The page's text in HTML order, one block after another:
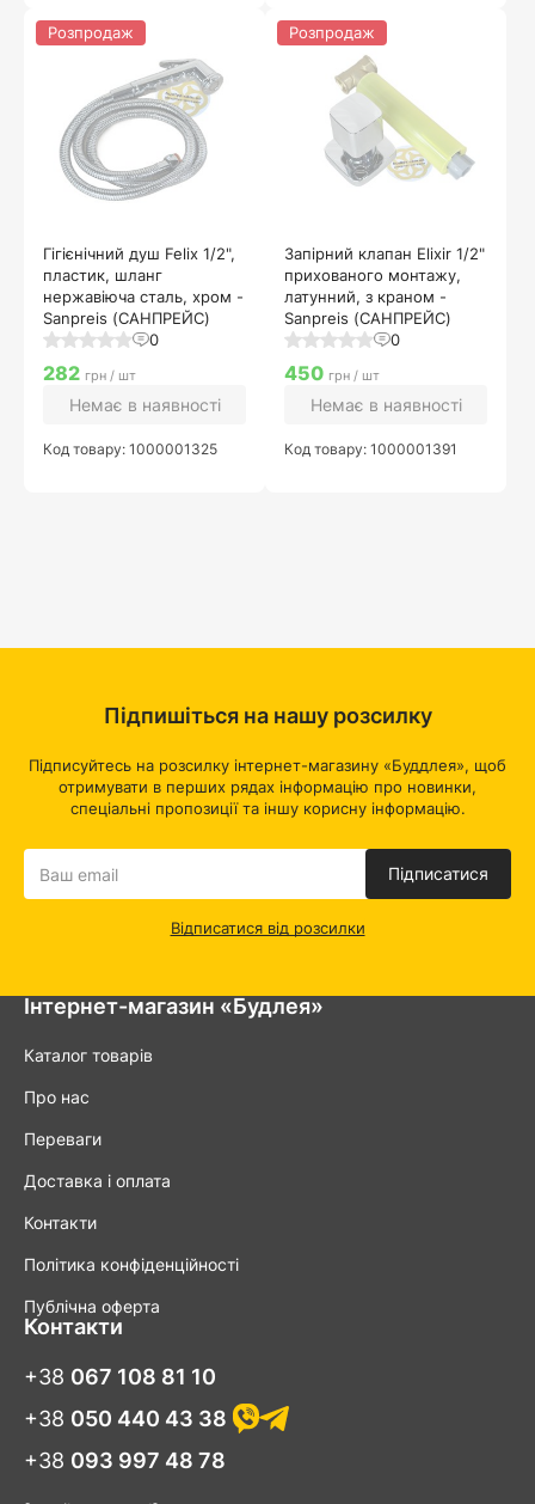
Гігієнічний душ Felix 1/2",
пластик, шланг
нержавіюча сталь, хром -
Sanpreis (САНПРЕЙС)
0
Розпродаж
282 грн / шт
Немає в наявності
Код товару: 1000001325
Запірний клапан Elixir 1/2"
прихованого монтажу,
латунний, з краном -
Sanpreis (САНПРЕЙС)
0
Розпродаж
450 грн / шт
Немає в наявності
Код товару: 1000001391
Інтернет-магазин «Будлея»
Каталог товарів
Про нас
Переваги
Доставка і оплата
Контакти
Політика конфіденційності
Публічна оферта
Контакти
+38 067 108 81 10
+38 050 440 43 38
+38 093 997 48 78
Підпишіться на нашу розсилку
Підписуйтесь на розсилку інтернет-магазину «Буддлея», щоб
отримувати в перших рядах інформацію про новинки,
спеціальні пропозиції та іншу корисну інформацію.
Підписатися
Відписатися від розсилки